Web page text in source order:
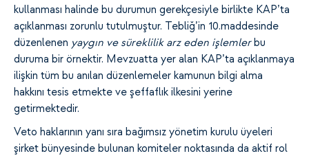
kullanması halinde bu durumun gerekçesiyle birlikte KAP’ta
açıklanması zorunlu tutulmuştur. Tebliğ’in 10.maddesinde
düzenlenen yaygın ve süreklilik arz eden işlemlerbu
duruma bir örnektir. Mevzuatta yer alan KAP’ta açıklanmaya
ilişkin tüm bu anılan düzenlemeler kamunun bilgi alma
hakkını tesis etmekte ve şeffaflık ilkesini yerine
getirmektedir.
Veto haklarının yanı sıra bağımsız yönetim kurulu üyeleri
şirket bünyesinde bulunan komiteler noktasında da aktif rol